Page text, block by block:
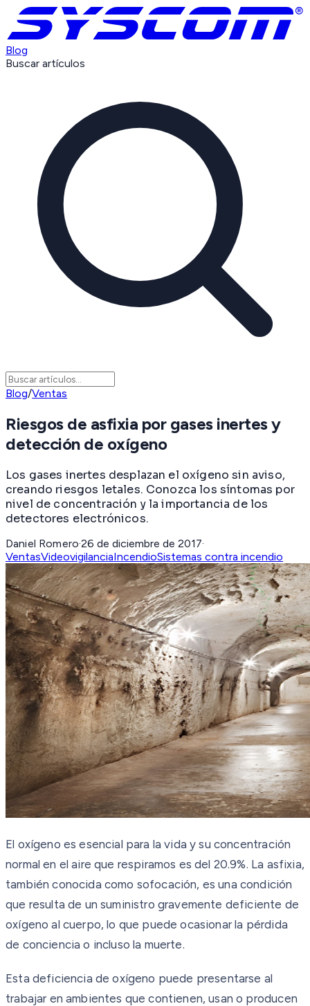
Blog
Buscar artículos
Blog/Ventas
Riesgos de asfixia por gases inertes y
detección de oxígeno
Los gases inertes desplazan el oxígeno sin aviso,
creando riesgos letales. Conozca los síntomas por
nivel de concentración y la importancia de los
detectores electrónicos.
Daniel Romero·26 de diciembre de 2017·
VentasVideovigilanciaIncendioSistemas contra incendio
El oxígeno es esencial para la vida y su concentración
normal en el aire que respiramos es del 20.9%. La asfixia,
también conocida como sofocación, es una condición
que resulta de un suministro gravemente deficiente de
oxígeno al cuerpo, lo que puede ocasionar la pérdida
de conciencia o incluso la muerte.
Esta deficiencia de oxígeno puede presentarse al
trabajar en ambientes que contienen, usan o producen